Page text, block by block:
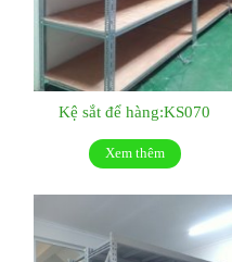
Kệ sắt để hàng:KS070
Xem thêm